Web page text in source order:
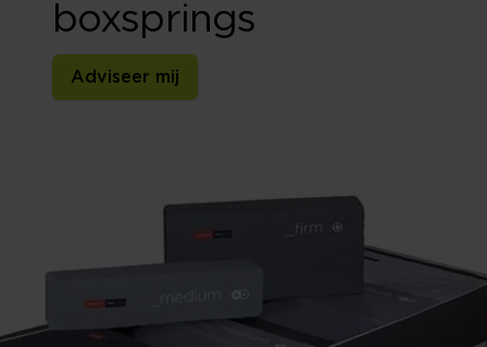
boxsprings
Adviseer mij